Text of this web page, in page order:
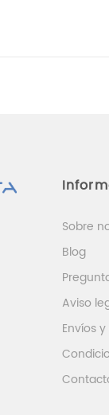
Sobre
Blog
Aviso
Envíos